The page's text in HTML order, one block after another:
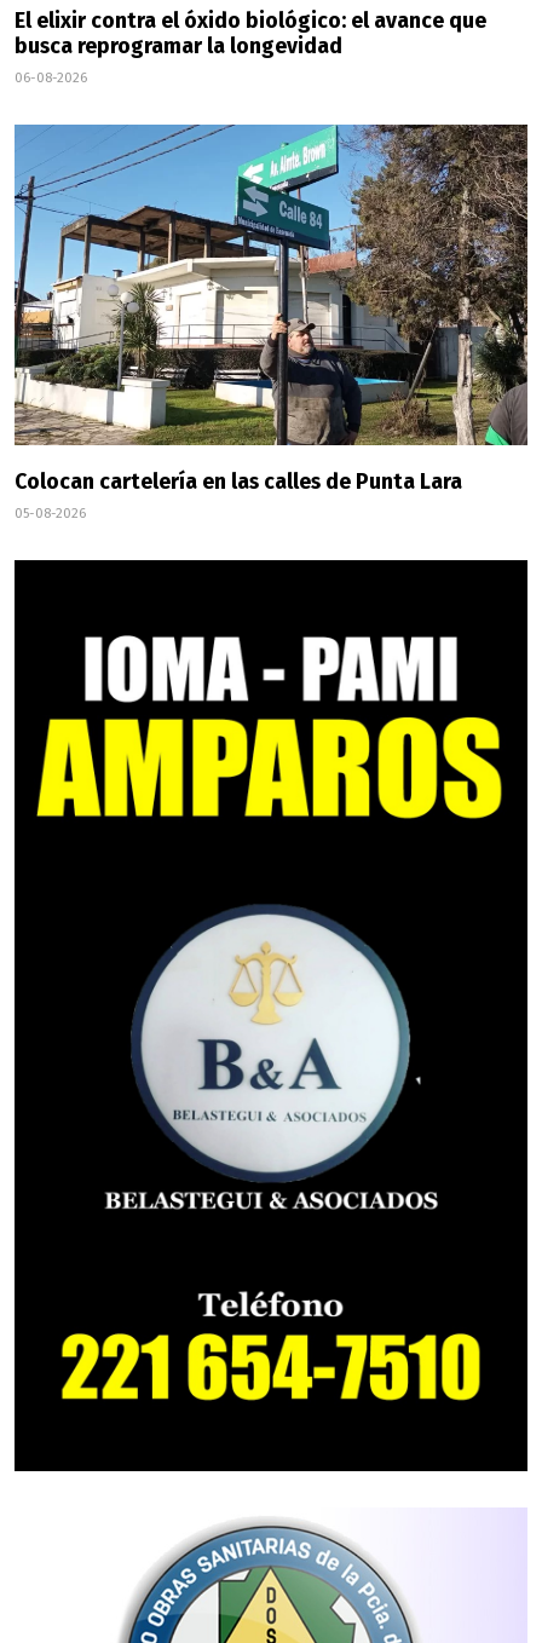
El elixir contra el óxido biológico: el avance que
busca reprogramar la longevidad
06-08-2026
Colocan cartelería en las calles de Punta Lara
05-08-2026